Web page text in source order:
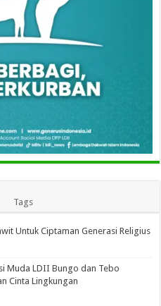
Tags
Untuk Ciptaman Generasi Religius
Muda LDII Bungo dan Tebo
Cinta Lingkungan